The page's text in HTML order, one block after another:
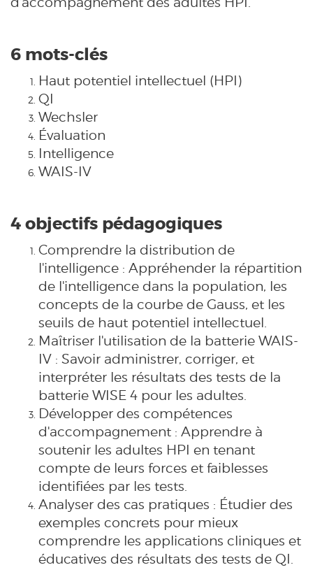
6 mots-clés
Haut potentiel intellectuel (HPI)
QI
Wechsler
Évaluation
Intelligence
WAIS-IV
4 objectifs pédagogiques
Comprendre la distribution de
l'intelligence : Appréhender la répartition
de l'intelligence dans la population, les
concepts de la courbe de Gauss, et les
seuils de haut potentiel intellectuel.
Maîtriser l'utilisation de la batterie WAIS-
IV : Savoir administrer, corriger, et
interpréter les résultats des tests de la
batterie WISE 4 pour les adultes.
Développer des compétences
d'accompagnement : Apprendre à
soutenir les adultes HPI en tenant
compte de leurs forces et faiblesses
identifiées par les tests.
Analyser des cas pratiques : Étudier des
exemples concrets pour mieux
comprendre les applications cliniques et
éducatives des résultats des tests de QI.